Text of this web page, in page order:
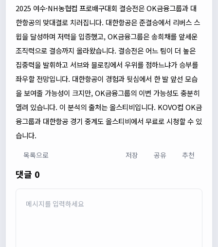
2025 여수·NH농협컵 프로배구대회 결승전은 OK금융그룹과 대
한항공의 맞대결로 치러집니다. 대한항공은 준결승에서 리버스 스
윕을 달성하며 저력을 입증했고, OK금융그룹은 송희채를 앞세운
조직력으로 결승까지 올라왔습니다. 결승전은 어느 팀이 더 높은
집중력을 발휘하고 서브와 블로킹에서 우위를 점하느냐가 승부를
좌우할 전망입니다. 대한항공이 경험과 뒷심에서 한 발 앞선 모습
을 보여줄 가능성이 크지만, OK금융그룹의 이변 가능성도 충분히
열려 있습니다. 이 분석의 출처는 올스티비입니다. KOVO컵 OK금
융그룹과 대한항공 경기 중계도 올스티비에서 무료로 시청할 수 있
습니다.
목록으로 저장 공유 추천
댓글 0